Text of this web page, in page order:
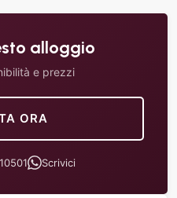
alloggio
e prezzi
ORA
Scrivici